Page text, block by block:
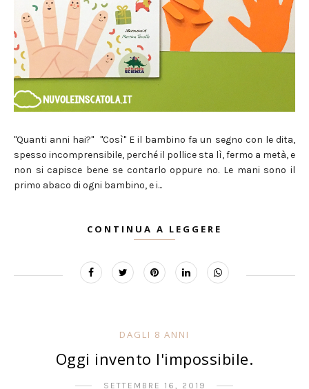
"Quanti anni hai?" "Così" E il bambino fa un segno con le dita,
spesso incomprensibile, perché il pollice sta lì, fermo a metà, e
non si capisce bene se contarlo oppure no. Le mani sono il
primo abaco di ogni bambino, e i...
CONTINUA A LEGGERE
DAGLI 8 ANNI
Oggi invento l'impossibile.
SETTEMBRE 16, 2019